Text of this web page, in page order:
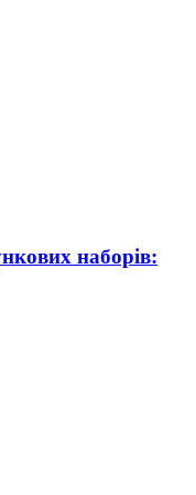
наборів: